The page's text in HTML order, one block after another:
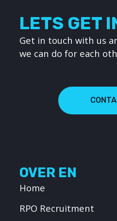
LETS GET
Get in touch with us
we can do for each
OVER EN
Home
RPO Recruitment